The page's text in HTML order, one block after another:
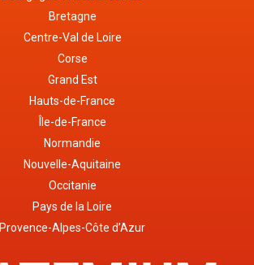
Bretagne
Centre-Val de Loire
Corse
Grand Est
Hauts-de-France
Île-de-France
Normandie
Nouvelle-Aquitaine
Occitanie
Pays de la Loire
Provence-Alpes-Côte d’Azur